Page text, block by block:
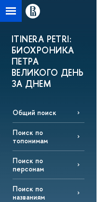
ITINERA PETRI:
БИОХРОНИКА
ПЕТРА
ВЕЛИКОГО ДЕНЬ
ЗА ДНЕМ
Общий поиск
Поиск по
топонимам
Поиск по
персонам
Поиск по
названиям